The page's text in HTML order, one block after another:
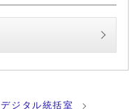
デジタル統括室